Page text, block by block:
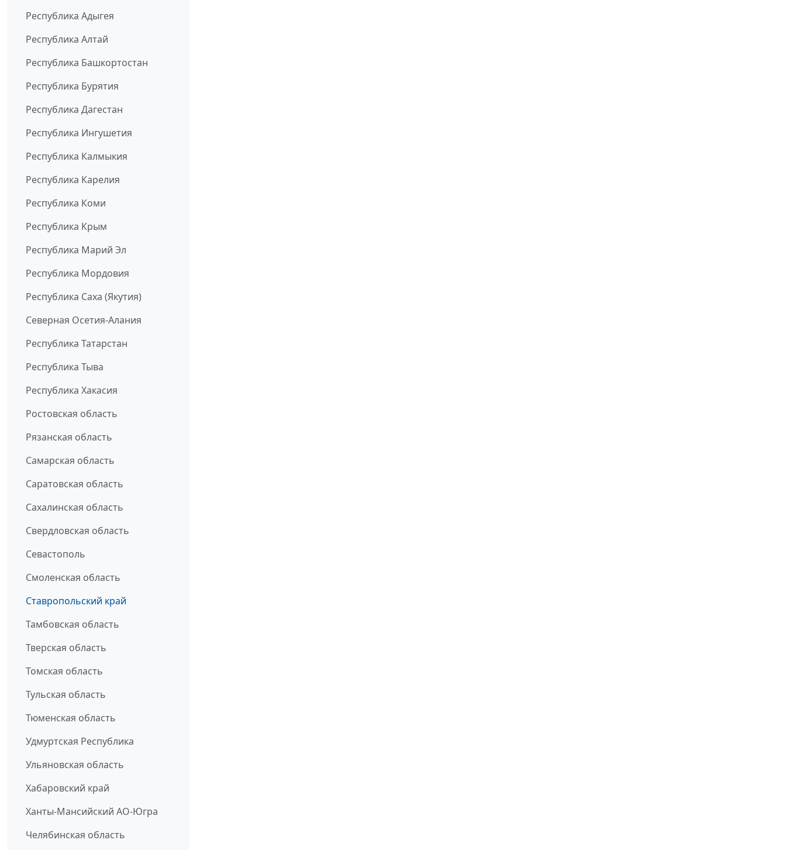
Республика Адыгея
Республика Алтай
Республика Башкортостан
Республика Бурятия
Республика Дагестан
Республика Ингушетия
Республика Калмыкия
Республика Карелия
Республика Коми
Республика Крым
Республика Марий Эл
Республика Мордовия
Республика Саха (Якутия)
Северная Осетия-Алания
Республика Татарстан
Республика Тыва
Республика Хакасия
Ростовская область
Рязанская область
Самарская область
Саратовская область
Сахалинская область
Свердловская область
Севастополь
Смоленская область
Ставропольский край
Тамбовская область
Тверская область
Томская область
Тульская область
Тюменская область
Удмуртская Республика
Ульяновская область
Хабаровский край
Ханты-Мансийский АО-Югра
Челябинская область